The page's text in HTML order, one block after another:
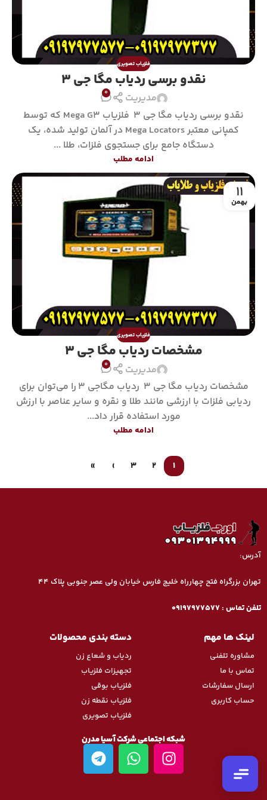
فلزیاب تصویری
نقدو برسی ردیاب مگا جی 3
مدیریت 0
نقدو برسی ردیاب مگا جی 3 فلزیاب Mega G3 که توسط
کمپانی معتبر Mega Locators در آلمان تولید شده، یک
دستگاه جامع برای جستجوی فلزات، طلا ...
ادامه مطلب
11
بهمن
فلزیاب تصویری
مشخصات ردیاب مگا جی 3
مدیریت 0
مشخصات ردیاب مگا جی 3 ردیاب مگاجی 3 را می‌توان برای
ردیابی فلزات با ارزشی مانند طلا و نقره و سایر عناصر با ارزش
مورد استفاده قرار داد...
ادامه مطلب
1
2
3
›
»
آدرس:
تهران بزرگراه فتح چهارراه خلیج فارس خیابان ولی عصر جنوبی پلاک ۴۴
تلفن تماس : 09197977577
لینک ها مهم
مشاوره تلفنی
تماس با ما
ارسال سفارشات
حساب کاربری
دسته بندی محصولات
ردیاب و شعاع زن
تجهیزات فلزیاب
فلزیاب بوقی
فلزیاب نقطه زن
فلزیاب تصویری
شبکه اجتماعی شرکت آسیا مدرن
تماس تلفنی
ارسال پیام
تلگرام
ارسال پیام